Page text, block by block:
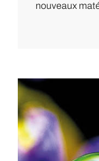
nouveaux